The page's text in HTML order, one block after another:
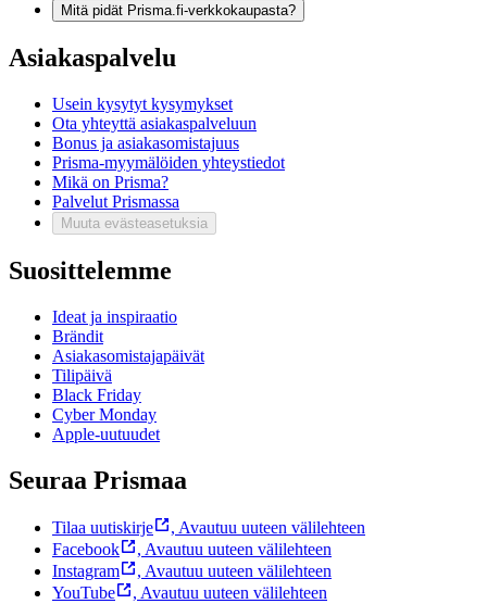
Mitä pidät Prisma.fi-verkkokaupasta?
Asiakaspalvelu
Usein kysytyt kysymykset
Ota yhteyttä asiakaspalveluun
Bonus ja asiakasomistajuus
Prisma-myymälöiden yhteystiedot
Mikä on Prisma?
Palvelut Prismassa
Muuta evästeasetuksia
Suosittelemme
Ideat ja inspiraatio
Brändit
Asiakasomistajapäivät
Tilipäivä
Black Friday
Cyber Monday
Apple-uutuudet
Seuraa Prismaa
Tilaa uutiskirje , Avautuu uuteen välilehteen
Facebook
, Avautuu uuteen välilehteen
Instagram
, Avautuu uuteen välilehteen
YouTube
, Avautuu uuteen välilehteen